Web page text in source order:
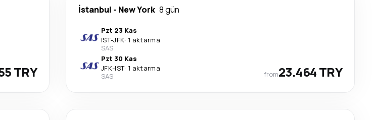
TRY
İstanbul - New York 8 gün
Pzt 23 Kas
IST-JFK· 1 aktarma
SAS
Pzt 30 Kas
JFK-IST· 1 aktarma
SAS
from23.464 TRY